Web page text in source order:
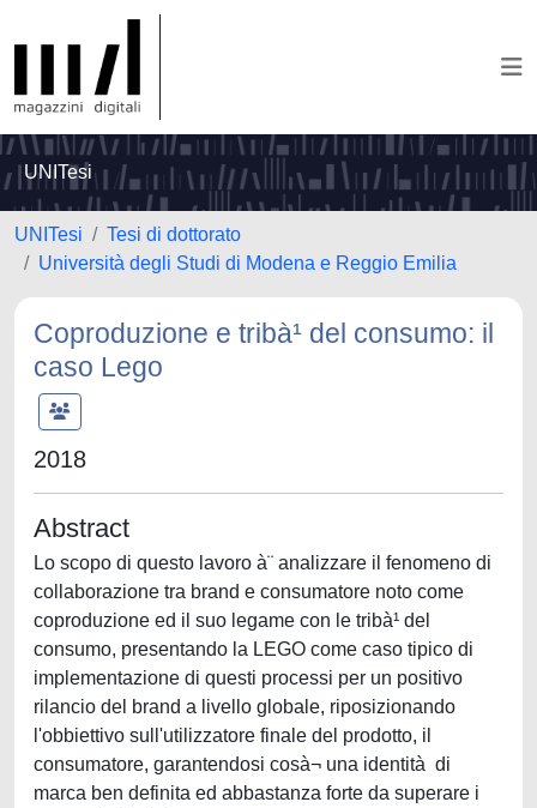
UNITesi
UNITesi
Tesi di dottorato
Università degli Studi di Modena e Reggio Emilia
Coproduzione e tribà¹ del consumo: il
caso Lego
2018
Abstract
Lo scopo di questo lavoro à¨ analizzare il fenomeno di
collaborazione tra brand e consumatore noto come
coproduzione ed il suo legame con le tribà¹ del
consumo, presentando la LEGO come caso tipico di
implementazione di questi processi per un positivo
rilancio del brand a livello globale, riposizionando
l'obbiettivo sull'utilizzatore finale del prodotto, il
consumatore, garantendosi cosà¬ una identità di
marca ben definita ed abbastanza forte da superare i